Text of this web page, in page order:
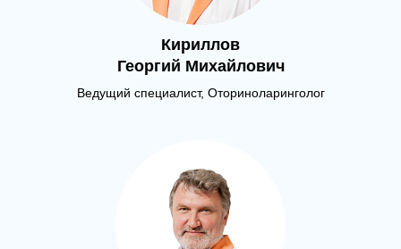
Кириллов
Георгий Михайлович
Ведущий специалист, Оториноларинголог